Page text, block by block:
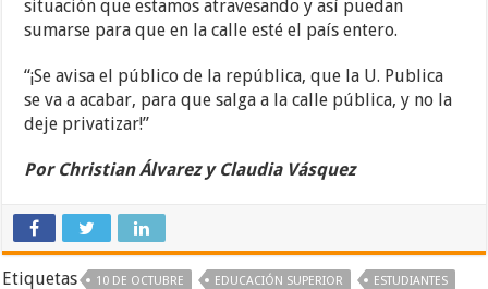
situación que estamos atravesando y así puedan
sumarse para que en la calle esté el país entero.
“¡Se avisa el público de la república, que la U. Publica
se va a acabar, para que salga a la calle pública, y no la
deje privatizar!”
Por Christian Álvarez y Claudia Vásquez
Etiquetas 10 DE OCTUBRE EDUCACIÓN SUPERIOR
ESTUDIANTES